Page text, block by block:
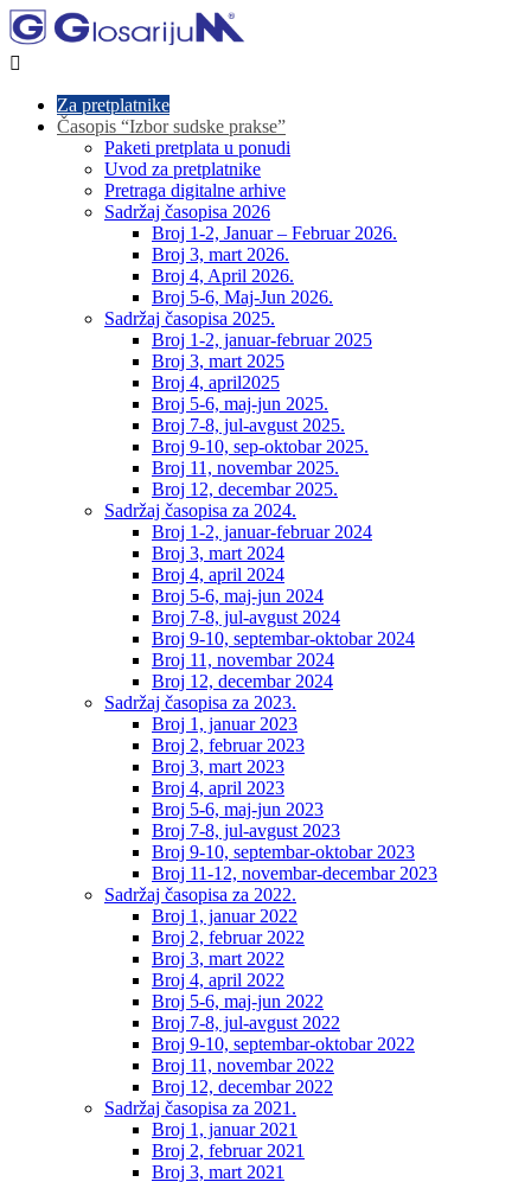

Za pretplatnike
Časopis “Izbor sudske prakse”
Paketi pretplata u ponudi
Uvod za pretplatnike
Pretraga digitalne arhive
Sadržaj časopisa 2026
Broj 1-2, Januar – Februar 2026.
Broj 3, mart 2026.
Broj 4, April 2026.
Broj 5-6, Maj-Jun 2026.
Sadržaj časopisa 2025.
Broj 1-2, januar-februar 2025
Broj 3, mart 2025
Broj 4, april2025
Broj 5-6, maj-jun 2025.
Broj 7-8, jul-avgust 2025.
Broj 9-10, sep-oktobar 2025.
Broj 11, novembar 2025.
Broj 12, decembar 2025.
Sadržaj časopisa za 2024.
Broj 1-2, januar-februar 2024
Broj 3, mart 2024
Broj 4, april 2024
Broj 5-6, maj-jun 2024
Broj 7-8, jul-avgust 2024
Broj 9-10, septembar-oktobar 2024
Broj 11, novembar 2024
Broj 12, decembar 2024
Sadržaj časopisa za 2023.
Broj 1, januar 2023
Broj 2, februar 2023
Broj 3, mart 2023
Broj 4, april 2023
Broj 5-6, maj-jun 2023
Broj 7-8, jul-avgust 2023
Broj 9-10, septembar-oktobar 2023
Broj 11-12, novembar-decembar 2023
Sadržaj časopisa za 2022.
Broj 1, januar 2022
Broj 2, februar 2022
Broj 3, mart 2022
Broj 4, april 2022
Broj 5-6, maj-jun 2022
Broj 7-8, jul-avgust 2022
Broj 9-10, septembar-oktobar 2022
Broj 11, novembar 2022
Broj 12, decembar 2022
Sadržaj časopisa za 2021.
Broj 1, januar 2021
Broj 2, februar 2021
Broj 3, mart 2021